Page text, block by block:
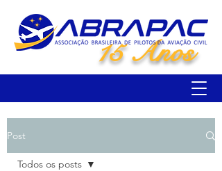
15 Anos
Post
Todos os posts